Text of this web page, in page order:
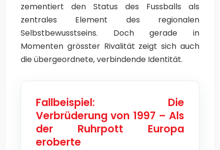
zementiert den Status des Fussballs als
zentrales Element des regionalen
Selbstbewusstseins. Doch gerade in
Momenten grösster Rivalität zeigt sich auch
die übergeordnete, verbindende Identität.
Fallbeispiel: Die
Verbrüderung von 1997 – Als
der Ruhrpott Europa
eroberte